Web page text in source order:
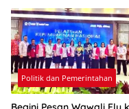
Politik dan Pemerintahan